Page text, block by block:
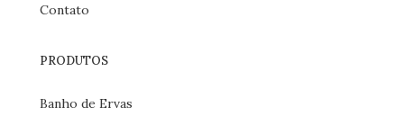
Contato
PRODUTOS
Banho de Ervas